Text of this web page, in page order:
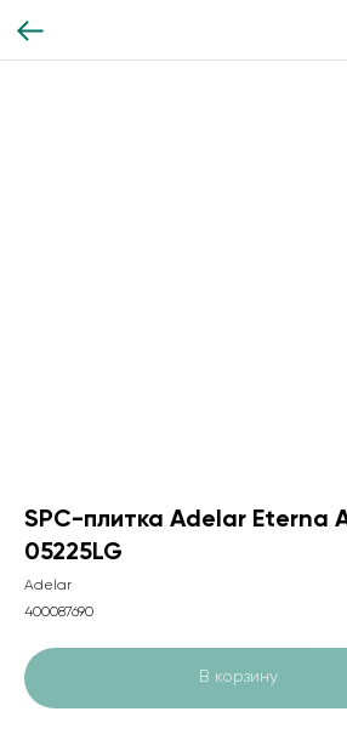
SPC-плитка Adelar Eterna
05225LG
Adelar
400087690
В корзину